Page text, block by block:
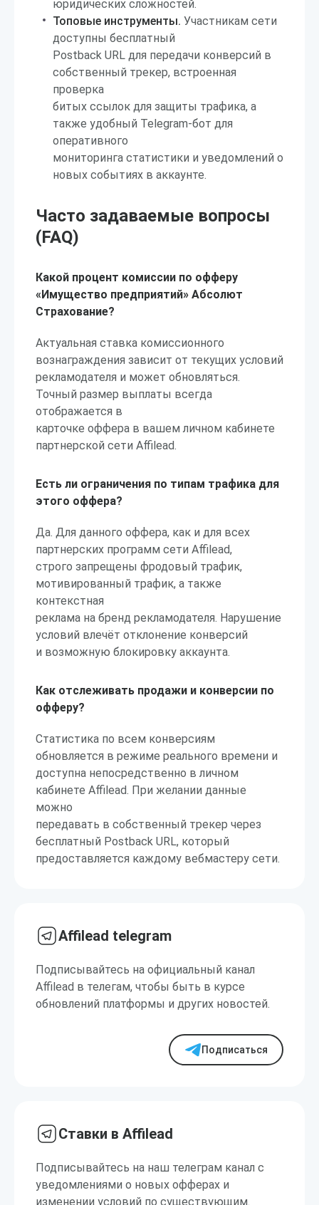
юридических сложностей.
Топовые инструменты. Участникам сети
доступны бесплатный
Postback URL для передачи конверсий в
собственный трекер, встроенная
проверка
битых ссылок для защиты трафика, а
также удобный Telegram-бот для
оперативного
мониторинга статистики и уведомлений о
новых событиях в аккаунте.
Часто задаваемые вопросы
(FAQ)
Какой процент комиссии по офферу
«Имущество предприятий» Абсолют
Страхование?
Актуальная ставка комиссионного
вознаграждения зависит от текущих условий
рекламодателя и может обновляться.
Точный размер выплаты всегда
отображается в
карточке оффера в вашем личном кабинете
партнерской сети Affilead.
Есть ли ограничения по типам трафика для
этого оффера?
Да. Для данного оффера, как и для всех
партнерских программ сети Affilead,
строго запрещены фродовый трафик,
мотивированный трафик, а также
контекстная
реклама на бренд рекламодателя. Нарушение
условий влечёт отклонение конверсий
и возможную блокировку аккаунта.
Как отслеживать продажи и конверсии по
офферу?
Статистика по всем конверсиям
обновляется в режиме реального времени и
доступна непосредственно в личном
кабинете Affilead. При желании данные
можно
передавать в собственный трекер через
бесплатный Postback URL, который
предоставляется каждому вебмастеру сети.
Affilead telegram
Подписывайтесь на официальный канал
Affilead в телегам, чтобы быть в курсе
обновлений платформы и других новостей.
Подписаться
Ставки в Affilead
Подписывайтесь на наш телеграм канал с
уведомлениями о новых офферах и
изменении условий по существующим.